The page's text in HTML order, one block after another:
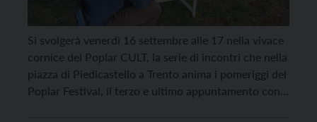
Si svolgerà venerdì 16 settembre alle 17 nella vivace
cornice del Poplar CULT, la serie di incontri che nella
piazza di Piedicastello a Trento anima i pomeriggi del
Poplar Festival, il terzo e ultimo appuntamento con